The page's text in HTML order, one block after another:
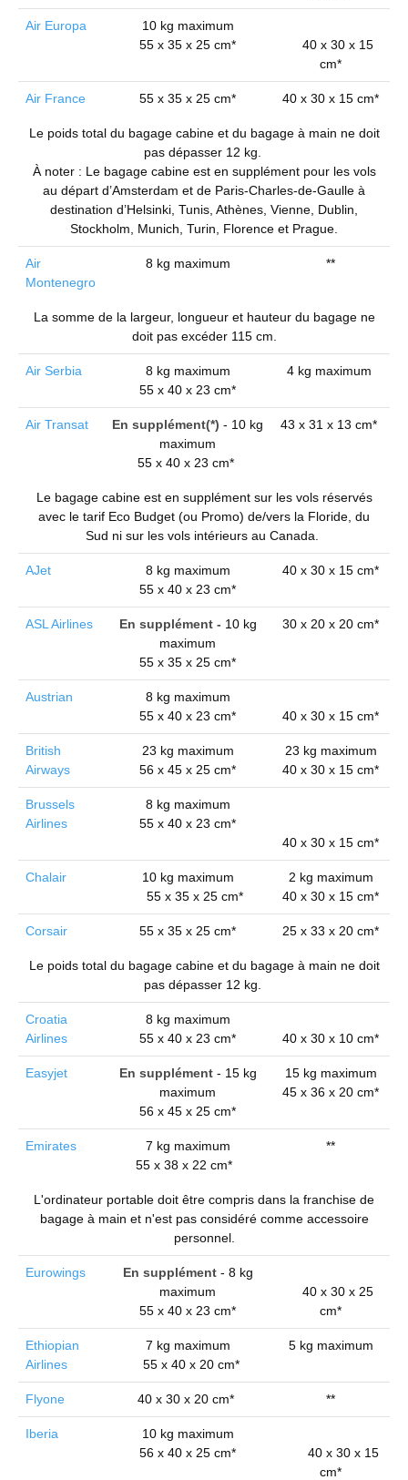
Air Europa
10 kg maximum
55 x 35 x 25 cm*
40 x 30 x 15
cm*
Air France 55 x 35 x 25 cm* 40 x 30 x 15 cm*
Le poids total du bagage cabine et du bagage à main ne doit
pas dépasser 12 kg.
À noter : Le bagage cabine est en supplément pour les vols
au départ d’Amsterdam et de Paris-Charles-de-Gaulle à
destination d’Helsinki, Tunis, Athènes, Vienne, Dublin,
Stockholm, Munich, Turin, Florence et Prague.
Air
Montenegro
8 kg maximum **
La somme de la largeur, longueur et hauteur du bagage ne
doit pas excéder 115 cm.
Air Serbia
8 kg maximum
55 x 40 x 23 cm*
4 kg maximum
Air Transat En supplément(*) - 10 kg
maximum
55 x 40 x 23 cm*
43 x 31 x 13 cm*
Le bagage cabine est en supplément sur les vols réservés
avec le tarif Eco Budget (ou Promo) de/vers la Floride, du
Sud ni sur les vols intérieurs au Canada.
AJet
8 kg maximum
55 x 40 x 23 cm*
40 x 30 x 15 cm*
ASL Airlines En supplément - 10 kg
maximum
55 x 35 x 25 cm*
30 x 20 x 20 cm*
Austrian
8 kg maximum
55 x 40 x 23 cm*
40 x 30 x 15 cm*
British
Airways
23 kg maximum
56 x 45 x 25 cm*
23 kg maximum
40 x 30 x 15 cm*
Brussels
Airlines
8 kg maximum
55 x 40 x 23 cm*
40 x 30 x 15 cm*
Chalair
10 kg maximum
55 x 35 x 25 cm*
2 kg maximum
40 x 30 x 15 cm*
Corsair 55 x 35 x 25 cm* 25 x 33 x 20 cm*
Le poids total du bagage cabine et du bagage à main ne doit
pas dépasser 12 kg.
Croatia
Airlines
8 kg maximum
55 x 40 x 23 cm*
40 x 30 x 10 cm*
Easyjet En supplément- 15 kg
maximum
56 x 45 x 25 cm*
15 kg maximum
45 x 36 x 20 cm*
Emirates
7 kg maximum
55 x 38 x 22 cm*
**
L'ordinateur portable doit être compris dans la franchise de
bagage à main et n'est pas considéré comme accessoire
personnel.
Eurowings En supplément- 8 kg
maximum
55 x 40 x 23 cm*
40 x 30 x 25
cm*
Ethiopian
Airlines
7 kg maximum
55 x 40 x 20 cm*
5 kg maximum
Flyone 40 x 30 x 20 cm* **
Iberia
10 kg maximum
56 x 40 x 25 cm*
40 x 30 x 15
cm*